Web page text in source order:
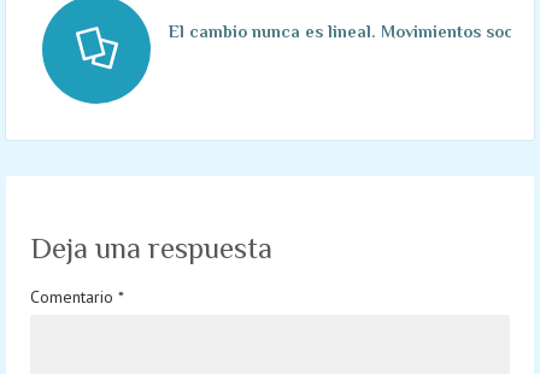
El cambio nunca es lineal. Movimientos
Deja una respuesta
Comentario *